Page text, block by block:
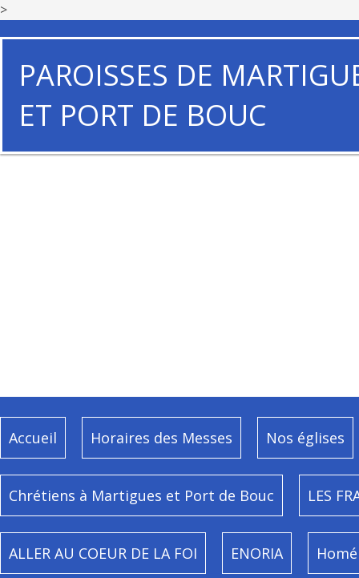
>
PAROISSES DE
ET PORT DE BOUC
Accueil Horaires des Messes Nos églises
Chrétiens à Martigues et Port de Bouc LES
ALLER AU COEUR DE LA FOI ENORIA